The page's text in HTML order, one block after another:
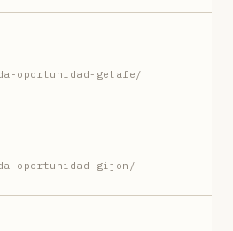
oportunidad-getafe/
oportunidad-gijon/